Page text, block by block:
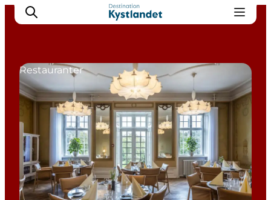
Det sker
Byer
Oplevelser
Overnatning
Køb billet
Restauranter